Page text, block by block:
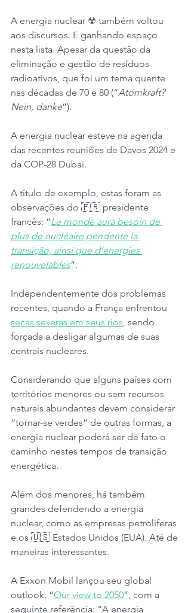
A energia nuclear ☢ também voltou
aos discursos. E ganhando espaço
nesta lista. Apesar da questão da
eliminação e gestão de resíduos
radioativos, que foi um tema quente
nas décadas de 70 e 80 (“Atomkraft?
Nein, danke”).
A energia nuclear esteve na agenda
das recentes reuniões de Davos 2024 e
da COP-28 Dubai.
A título de exemplo, estas foram as
observações do 🇫🇷 presidente
francês: “Le monde aura besoin de
plus de nucléaire pendente la
transição, ainsi que d’energies
renouvelables”.
Independentemente dos problemas
recentes, quando a França enfrentou
secas severas em seus rios, sendo
forçada a desligar algumas de suas
centrais nucleares.
Considerando que alguns países com
territórios menores ou sem recursos
naturais abundantes devem considerar
“tornar-se verdes” de outras formas, a
energia nuclear poderá ser de fato o
caminho nestes tempos de transição
energética.
Além dos menores, há também
grandes defendendo a energia
nuclear, como as empresas petrolíferas
e os 🇺🇸 Estados Unidos (EUA). Até de
maneiras interessantes.
A Exxon Mobil lançou seu global
outlook, “Our view to 2050”, com a
seguinte referência: "A energia